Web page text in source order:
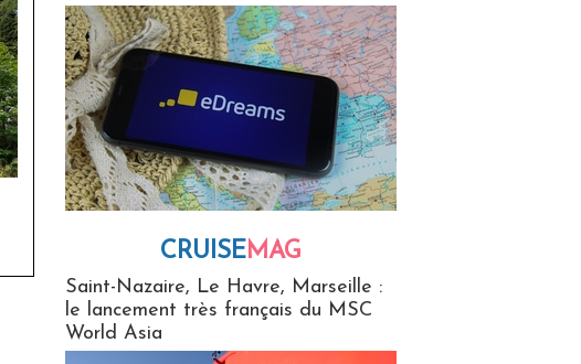
CRUISEMAG
Saint-Nazaire, Le Havre, Marseille :
le lancement très français du MSC
World Asia